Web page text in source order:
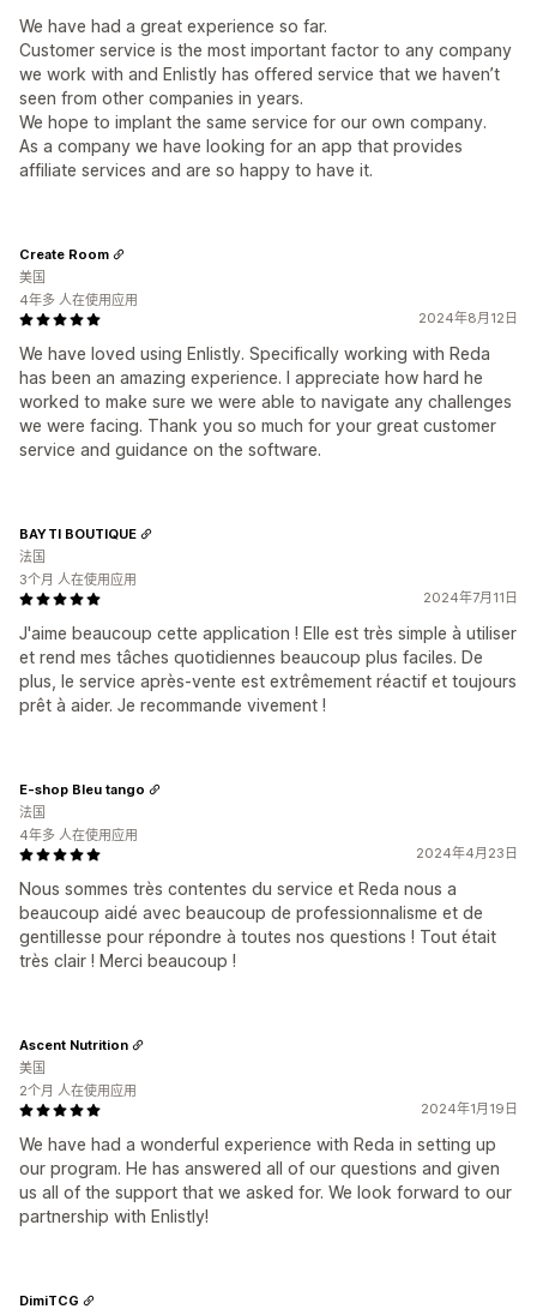
We have had a great experience so far.
Customer service is the most important factor to any company
we work with and Enlistly has offered service that we haven’t
seen from other companies in years.
We hope to implant the same service for our own company.
As a company we have looking for an app that provides
affiliate services and are so happy to have it.
2024年8月12日
We have loved using Enlistly. Specifically working with Reda
has been an amazing experience. I appreciate how hard he
worked to make sure we were able to navigate any challenges
we were facing. Thank you so much for your great customer
service and guidance on the software.
Create Room
美国
4年多 人在使用应用
2024年7月11日
J'aime beaucoup cette application ! Elle est très simple à utiliser
et rend mes tâches quotidiennes beaucoup plus faciles. De
plus, le service après-vente est extrêmement réactif et toujours
prêt à aider. Je recommande vivement !
BAYTI BOUTIQUE
法国
3个月 人在使用应用
2024年4月23日
Nous sommes très contentes du service et Reda nous a
beaucoup aidé avec beaucoup de professionnalisme et de
gentillesse pour répondre à toutes nos questions ! Tout était
très clair ! Merci beaucoup !
E-shop Bleu tango
法国
4年多 人在使用应用
2024年1月19日
We have had a wonderful experience with Reda in setting up
our program. He has answered all of our questions and given
us all of the support that we asked for. We look forward to our
partnership with Enlistly!
Ascent Nutrition
美国
2个月 人在使用应用
DimiTCG